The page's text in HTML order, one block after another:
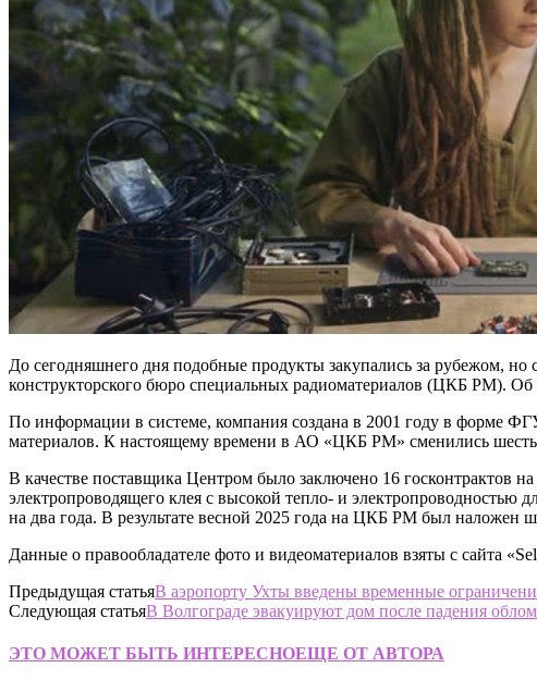
До сегодняшнего дня подобные продукты закупались за рубежом,
конструкторского бюро специальных радиоматериалов (ЦКБ РМ).
По информации в системе, компания создана в 2001 году в форме
материалов. К настоящему времени в АО «ЦКБ РМ» сменились шесть
В качестве поставщика Центром было заключено 16 госконтрактов
электропроводящего клея с высокой тепло- и
на два года. В результате весной 2025 года на ЦКБ РМ был наложен
Данные о правообладателе фото и видеоматериалов взяты с сайта
Предыдущая статьяВ аэропорту Ухты введены временные
Следующая статьяВ Волгограде эвакуируют дом после падения
ЭТО МОЖЕТ БЫТЬ ИНТЕРЕСНОЕЩЕ ОТ АВТОРА